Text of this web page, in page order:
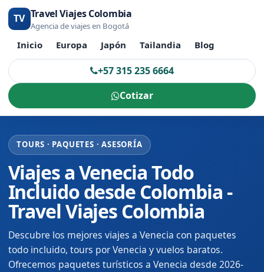
TV Travel Viajes Colombia
Agencia de viajes en Bogotá
Inicio Europa Japón Tailandia Blog
+57 315 235 6664
Cotizar
TOURS · PAQUETES · ASESORÍA
Viajes a Venecia Todo
Incluido desde Colombia -
Travel Viajes Colombia
Descubre los mejores viajes a Venecia con paquetes
todo incluido, tours por Venecia y vuelos baratos.
Ofrecemos paquetes turísticos a Venecia desde 2026-